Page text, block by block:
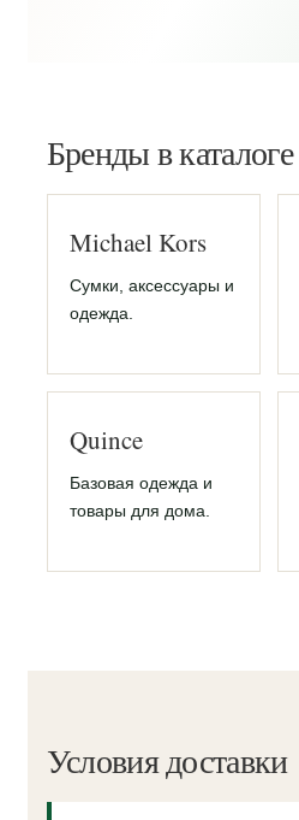
Бренды в каталоге
Michael Kors
Сумки, аксессуары и
одежда.
Quince
Базовая одежда и
товары для дома.
Условия доставки